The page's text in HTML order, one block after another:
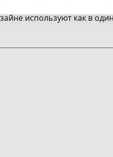
легкий суглинок.
используют как в